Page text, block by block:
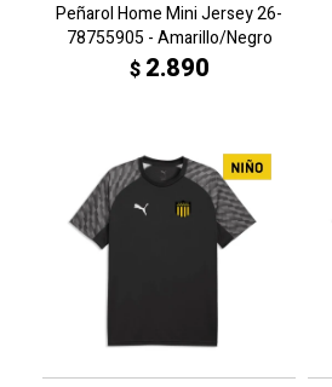
Peñarol Home Mini Jersey 26-
78755905 - Amarillo/Negro
$ 2.890